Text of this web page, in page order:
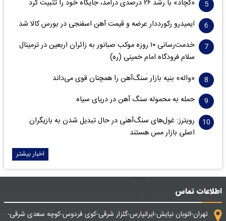
«کچاد» با رشد ۲۶ درصدی درآمد، جایگاه خود را تثبیت کرد
ایمیدرو رکورددار عرضه و قیمت آهن اسفنجی در بورس کالا شد
خدمت‌رسانی ۱۰ روزه موکب صبانور به زائران اربعین در ترمینال
سلام فرودگاه امام خمینی (ره)
«واله» بنیه بازار سنگ‌آهن را همچنان قوی می‌داند
حمله به محموله سنگ آهن در دریای سیاه
رویترز: غول‌های سنگ‌آهنی‌ در حال تبدیل شدن به بازیگران
اصلی بازار مس هستند
اخبار بیشتر
اطلاعات تماس
تهران-اتوبان نیایش-ایرانپارس-گلزار شرقی-کوی فردوس-کوچه سعدی شرقی-